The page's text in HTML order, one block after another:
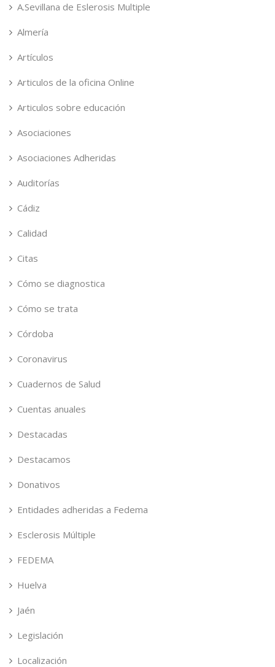
A.Sevillana de Eslerosis Multiple
Almería
Artículos
Articulos de la oficina Online
Articulos sobre educación
Asociaciones
Asociaciones Adheridas
Auditorías
Cádiz
Calidad
Citas
Cómo se diagnostica
Cómo se trata
Córdoba
Coronavirus
Cuadernos de Salud
Cuentas anuales
Destacadas
Destacamos
Donativos
Entidades adheridas a Fedema
Esclerosis Múltiple
FEDEMA
Huelva
Jaén
Legislación
Localización